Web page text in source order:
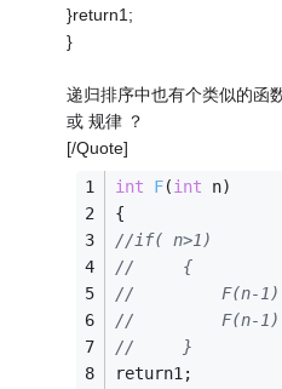
}return1;
}
递归排序中也有个类似的函
或 规律 ？
[/Quote]
int
F(int n)
{
//if( n>1)
//     {
//         F(n-
//         F(n-
//     }
return1;